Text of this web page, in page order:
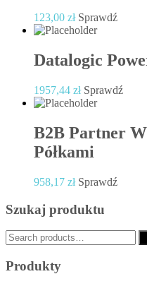
123,00 zł Sprawdź
Datalogic
1957,44 zł Sprawdź
B2B Partner
Półkami
958,17 zł Sprawdź
Szukaj produktu
Search
for:
Produkty